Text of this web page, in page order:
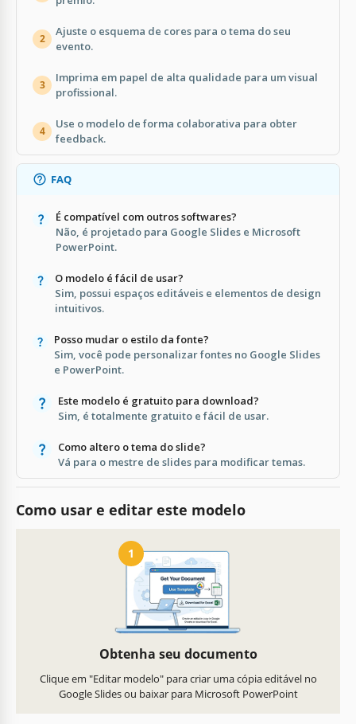
2
Ajuste o esquema de cores para o tema do seu
evento.
3
Imprima em papel de alta qualidade para um visual
profissional.
4
Use o modelo de forma colaborativa para obter
feedback.
FAQ
É compatível com outros softwares?
Não, é projetado para Google Slides e Microsoft
PowerPoint.
O modelo é fácil de usar?
Sim, possui espaços editáveis e elementos de design
intuitivos.
Posso mudar o estilo da fonte?
Sim, você pode personalizar fontes no Google Slides
e PowerPoint.
Este modelo é gratuito para download?
Sim, é totalmente gratuito e fácil de usar.
Como altero o tema do slide?
Vá para o mestre de slides para modificar temas.
Como usar e editar este modelo
1
Obtenha seu documento
Clique em "Editar modelo" para criar uma cópia editável no
Google Slides ou baixar para Microsoft PowerPoint